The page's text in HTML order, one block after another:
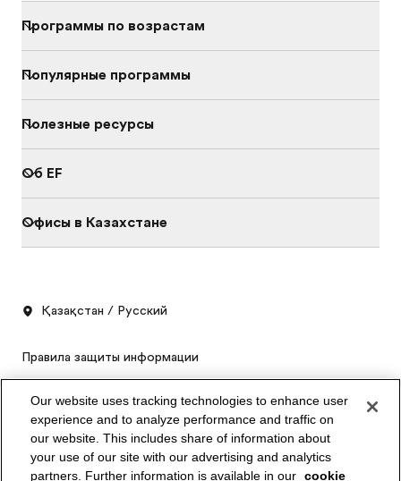
Каталог
Программы по возрастам
Популярные программы
Полезные ресурсы
Об EF
Офисы в Казахстане
Қазақстан / Русский
Правила защиты информации
Правила и условия
Куки-файлы
Our website uses tracking technologies to enhance user
experience and to analyze performance and traffic on
our website. This includes share of information about
your use of our site with our advertising and analytics
partners. Further information is available in our cookie